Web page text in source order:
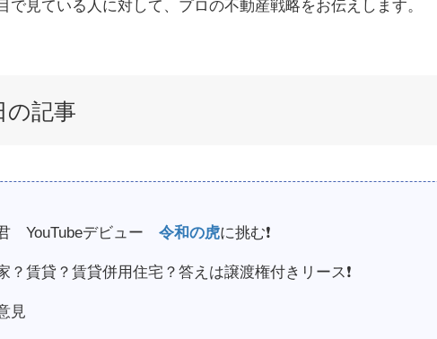
で見ている人に対して、プロの不動産戦略をお伝えします。
の記事
YouTubeデビュー 令和の虎に挑む❗️
？賃貸？賃貸併用住宅？答えは譲渡権付きリース❗️
見